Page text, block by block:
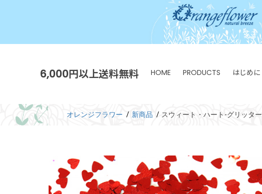
6,000円以上送料無料 HOME PRODUCTS はじめに
オレンジフラワー 新商品 スウィート・ハート-グリッター